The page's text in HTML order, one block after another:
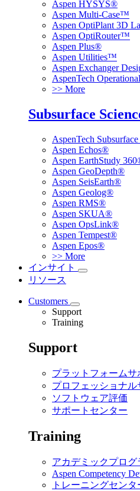
Aspen HYSYS®
Aspen Multi-Case™
Aspen OptiPlant 3D
Aspen OptiRouter™
Aspen Plus®
Aspen Utilities™
Aspen Exchanger
AspenTech
>> More
Subsurface
AspenTech
Aspen Echos®
Aspen EarthStudy
Aspen GeoDepth®
Aspen SeisEarth®
Aspen Geolog®
Aspen RMS®
Aspen SKUA®
Aspen OpsLink®
Aspen Tempest®
Aspen Epos®
>> More
インサイト
リソース
Customers
Support
Training
Support
プラットフォームサ
プロフェッショナル
ソフトウェア評価
サポートセンター
Training
アカデミックプログ
Aspen Competency
トレーニングセンタ